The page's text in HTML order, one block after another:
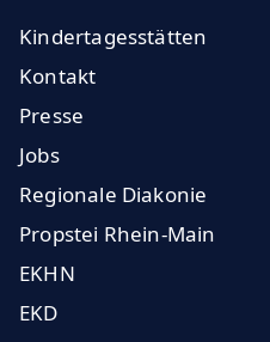
Kindertagesstätten
Kontakt
Presse
Jobs
Regionale Diakonie
Propstei Rhein-Main
EKHN
EKD